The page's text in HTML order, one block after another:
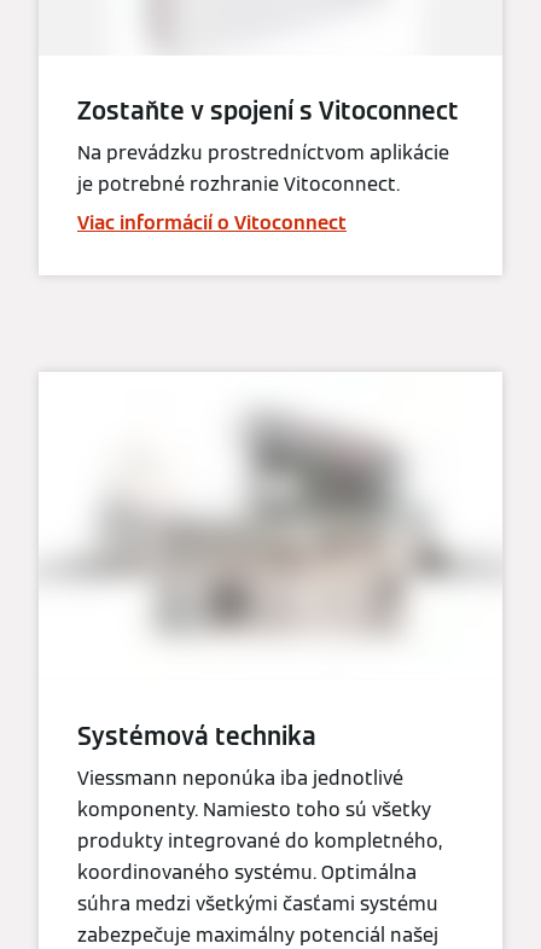
Zostaňte v spojení s Vitoconnect
Na prevádzku prostredníctvom aplikácie
je potrebné rozhranie Vitoconnect.
Viac informácií o Vitoconnect
Systémová technika
Viessmann neponúka iba jednotlivé
komponenty. Namiesto toho sú všetky
produkty integrované do kompletného,
koordinovaného systému. Optimálna
súhra medzi všetkými časťami systému
zabezpečuje maximálny potenciál našej